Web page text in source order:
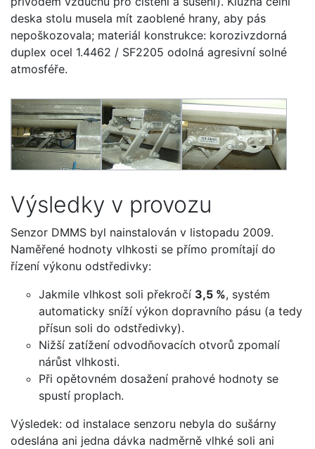
deska stolu musela mít zaoblené hrany, aby pás
nepoškozovala; materiál konstrukce: korozivzdorná
duplex ocel 1.4462 / SF2205 odolná agresivní solné
atmosféře.
Výsledky v provozu
Senzor DMMS byl nainstalován v listopadu 2009.
Naměřené hodnoty vlhkosti se přímo promítají do
řízení výkonu odstředivky:
Jakmile vlhkost soli překročí 3,5 %, systém
automaticky sníží výkon dopravního pásu (a tedy
přísun soli do odstředivky).
Nižší zatížení odvodňovacích otvorů zpomalí
nárůst vlhkosti.
Při opětovném dosažení prahové hodnoty se
spustí proplach.
Výsledek: od instalace senzoru nebyla do sušárny
odeslána ani jedna dávka nadměrně vlhké soli ani